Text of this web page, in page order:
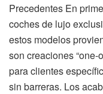
Precedentes En
coches de lujo
estos modelos
son creaciones “one-
para clientes
sin barreras. Los